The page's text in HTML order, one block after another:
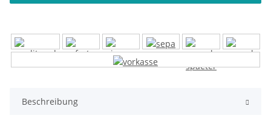
Beschreibung